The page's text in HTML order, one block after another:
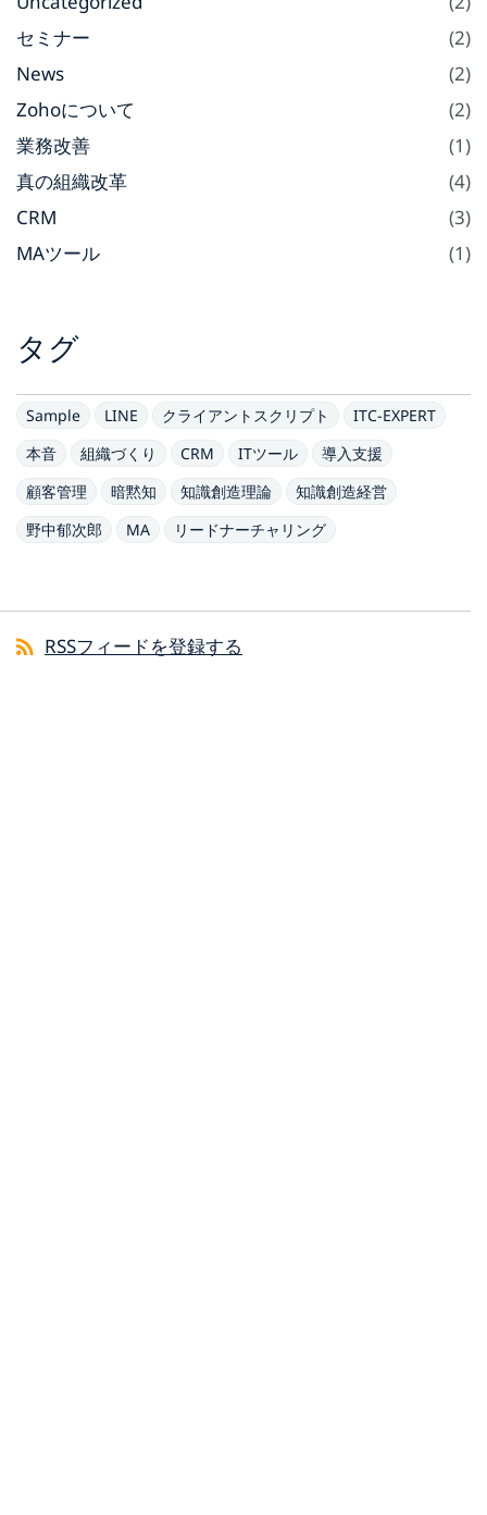
セミナー
(2)
News
(2)
Zohoについて
(2)
業務改善
(1)
真の組織改革
(4)
CRM
(3)
MAツール
(1)
タグ
Sample LINE クライアントスクリプト
ITC-EXPERT
本音
組織づくり CRM ITツール
導入支援
顧客管理
暗黙知 知識創造理論
知識創造経営
野中郁次郎
MA リードナーチャリング
RSSフィードを登録する